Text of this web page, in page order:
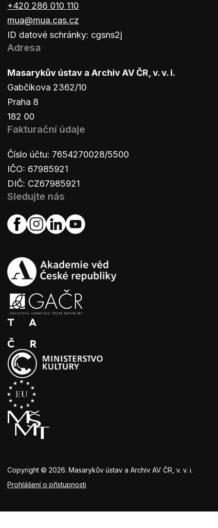
+420 286 010 110
mua@mua.cas.cz
ID datové schránky: cgsns2j
Adresa
Masarykův ústav a Archiv AV ČR, v. v. i.
Gabčíkova 2362/10
Praha 8
182 00
Fakturační údaje
Číslo účtu: 7654270028/5500
IČO: 67985921
DIČ: CZ67985921
Sledujte nás
Copyright © 2026. Masarykův ústav a Archiv AV ČR, v. v. i.
Prohlášení o přístupnosti